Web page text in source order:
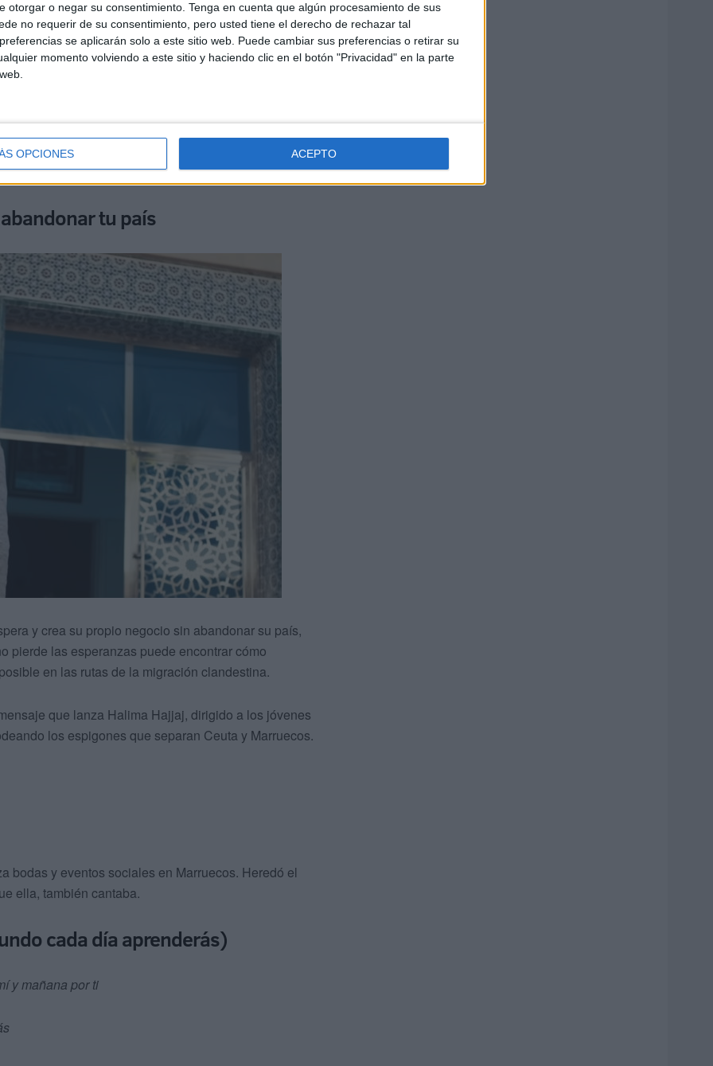
otorgar o negar su consentimiento. Tenga en cuenta que algún procesamiento de sus
no requerir de su consentimiento, pero usted tiene el derecho de rechazar tal
se aplicarán solo a este sitio web. Puede cambiar sus preferencias o retirar su
momento volviendo a este sitio y haciendo clic en el botón "Privacidad" en la parte
OPCIONES ACEPTO
y vive angustiada, respira con alivio al saber que su
decide inscribirse en un módulo de formación
Incluso su hermana vende su teléfono móvil
tu país
y crea su propio negocio sin abandonar su país,
pierde las esperanzas puede encontrar cómo
en las rutas de la migración clandestina.
que lanza Halima Hajjaj, dirigido a los jóvenes
los espigones que separan Ceuta y Marruecos.
bodas y eventos sociales en Marruecos. Heredó el
ella, también cantaba.
cada día aprenderás)
y mañana por ti